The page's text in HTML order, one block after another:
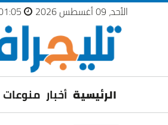
الأحد، 09 أغسطس 2026
الرئيسية أخبار منوعات